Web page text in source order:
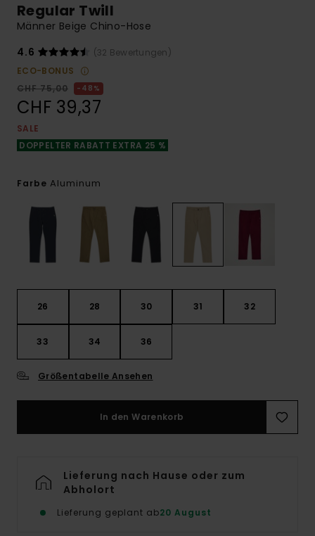
Regular Twill
Männer Beige Chino-Hose
4.6
(32 Bewertungen)
ECO-BONUS
CHF 75,00
48%
CHF 39,37
SALE
DOPPELTER RABATT EXTRA 25 %
Farbe Aluminum
26 28 30 31 32
33 34 36
Größentabelle Ansehen
In den Warenkorb
Lieferung nach Hause oder zum
Abholort
Lieferung geplant ab20 August